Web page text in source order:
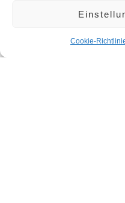
Cookie-
IT-Berater/IT Consultant :
HR-Berater/Personalberater